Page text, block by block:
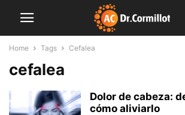
Home Tags Cefalea
cefalea
Dolor de cabeza:
cómo aliviarlo